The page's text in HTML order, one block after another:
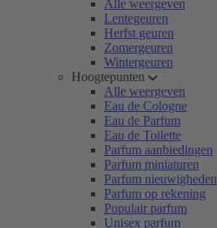
Alle weergeven
Lentegeuren
Herfst geuren
Zomergeuren
Wintergeuren
Hoogtepunten
Alle weergeven
Eau de Cologne
Eau de Parfum
Eau de Toilette
Parfum aanbiedingen
Parfum miniaturen
Parfum nieuwigheden
Parfum op rekening
Populair parfum
Unisex parfum